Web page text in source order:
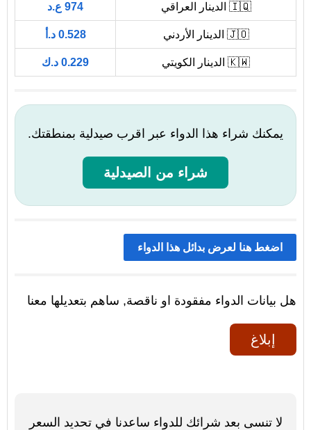
🇮🇶 الدينار العراقي 974 ع.د
🇯🇴 الدينار الأردني 0.528 د.أ
🇰🇼 الدينار الكويتي 0.229 د.ك
يمكنك شراء هذا الدواء عبر اقرب صيدلية بمنطقتك.
شراء من الصيدلية
اضغط هنا لعرض بدائل هذا الدواء
هل بيانات الدواء مفقودة او ناقصة, ساهم بتعديلها معنا
إبلاغ
لا تنسى بعد شرائك للدواء ساعدنا في تحديد السعر